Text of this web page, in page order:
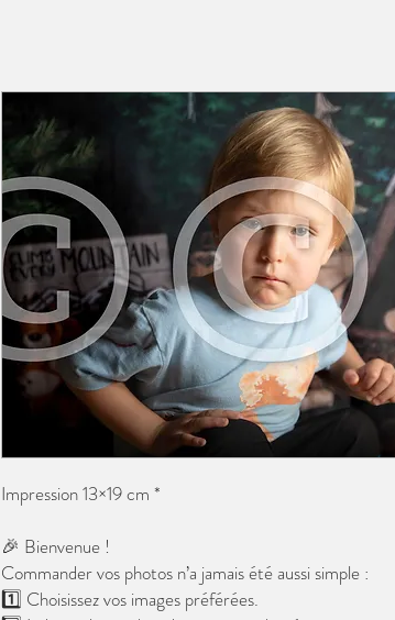
Impression 13×19 cm *
🎉 Bienvenue !
Commander vos photos n’a jamais été aussi simple :
1️⃣ Choisissez vos images préférées.